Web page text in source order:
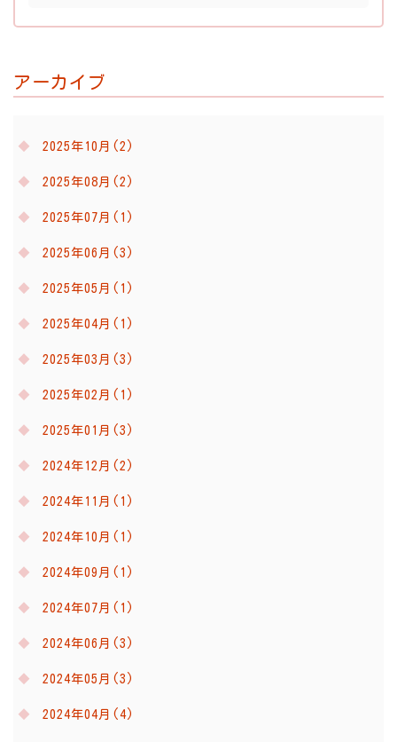
アーカイブ
2025年10月(2)
2025年08月(2)
2025年07月(1)
2025年06月(3)
2025年05月(1)
2025年04月(1)
2025年03月(3)
2025年02月(1)
2025年01月(3)
2024年12月(2)
2024年11月(1)
2024年10月(1)
2024年09月(1)
2024年07月(1)
2024年06月(3)
2024年05月(3)
2024年04月(4)